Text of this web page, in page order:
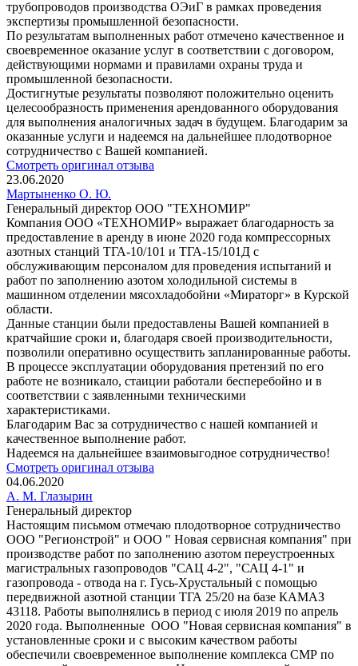
трубопроводов производства ОЭиГ в рамках проведения
экспертизы промышленной безопасности.
По результатам выполненных работ отмечено качественное и
своевременное оказание услуг в соответствии с договором,
действующими нормами и правилами охраны труда и
промышленной безопасности.
Достигнутые результаты позволяют положительно оценить
целесообразность применения арендованного оборудования
для выполнения аналогичных задач в будущем. Благодарим за
оказанные услуги и надеемся на дальнейшее плодотворное
сотрудничество с Вашей компанией.
Смотреть оригинал отзыва
23.06.2020
Мартыненко О. Ю.
Генеральный директор ООО "ТЕХНОМИР"
Компания ООО «ТЕХНОМИР» выражает благодарность за
предоставление в аренду в июне 2020 года компрессорных
азотных станций ТГА-10/101 и ТГА-15/101Д с
обслуживающим персоналом для проведения испытаний и
работ по заполнению азотом холодильной системы в
машинном отделении мясохладобойни «Мираторг» в Курской
области.
Данные станции были предоставлены Вашей компанией в
кратчайшие сроки и, благодаря своей производительности,
позволили оперативно осуществить запланированные работы.
В процессе эксплуатации оборудования претензий по его
работе не возникало, стаиции работали бесперебойно и в
соответствии с заявленными техническими
характеристиками.
Благодарим Вас за сотрудничество с нашей компанией и
качественное выполнение работ.
Надеемся на дальнейшее взаимовыгодное сотрудничество!
Смотреть оригинал отзыва
04.06.2020
А. М. Глазырин
Генеральный директор
Настоящим письмом отмечаю плодотворное сотрудничество
ООО "Регионстрой" и ООО " Новая сервисная компания" при
производстве работ по заполнению азотом переустроенных
магистральных газопроводов "САЦ 4-2", "САЦ 4-1" и
газопровода - отвода на г. Гусь-Хрустальный с помощью
передвижной азотной станции ТГА 25/20 на базе КАМАЗ
43118. Работы выполнялись в период с июля 2019 по апрель
2020 года. Выполненные ООО "Новая сервисная компания" в
установленные сроки и с высоким качеством работы
обеспечили своевременное выполнение комплекса СМР по